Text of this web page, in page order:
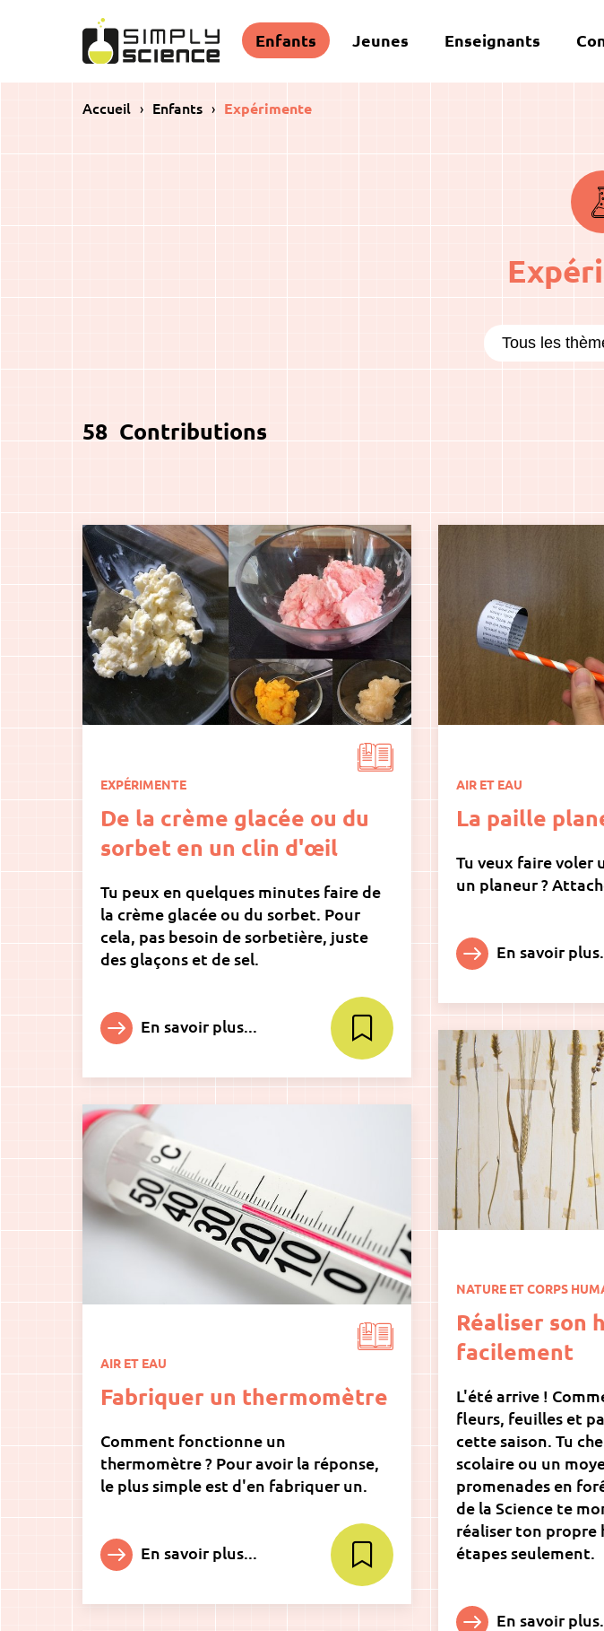
Enfants Jeunes Enseignants
Accueil Enfants Expérimente
58 Contributions
EXPÉRIMENTE
De la crème glacée ou du
sorbet en un clin d'œil
Tu peux en quelques minutes faire de
la crème glacée ou du sorbet. Pour
cela, pas besoin de sorbetière, juste
des glaçons et de sel.
En savoir plus...
AIR ET EAU
La paille
Tu veux faire voler
un planeur ?
En savoir plus...
AIR ET EAU
Fabriquer un thermomètre
Comment fonctionne un
thermomètre ? Pour avoir la réponse,
le plus simple est d'en fabriquer un.
En savoir plus...
NATURE ET CORPS
Réaliser son
facilement
L'été arrive !
fleurs, feuilles et
cette saison. Tu
scolaire ou un
promenades en
de la Science te
réaliser ton propre
étapes seulement.
En savoir